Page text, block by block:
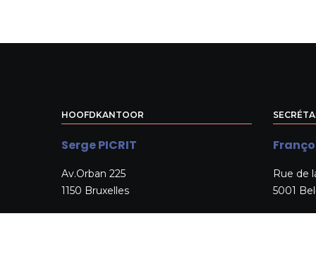
HOOFDKANTOOR
Serge PICRIT
Av.Orban 225
1150 Bruxelles
Rue de
5001